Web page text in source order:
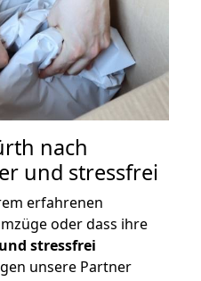
nach
und stressfrei
erfahrenen
oder dass ihre
stressfrei
unsere Partner